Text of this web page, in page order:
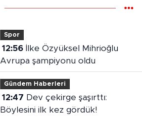
Spor
12:56İlke Özyüksel Mihrioğlu
Avrupa şampiyonu oldu
Gündem Haberleri
12:47
Böylesini ilk kez gördük!